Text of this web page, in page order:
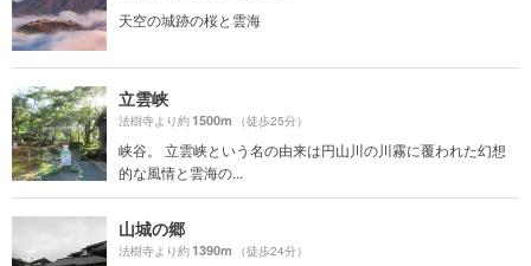
天空の城跡の桜と雲海
立雲峡
法樹寺より約1500m （徒歩25分）
峡谷。 立雲峡という名の由来は円山川の川霧に覆われた幻想
的な風情と雲海の...
山城の郷
法樹寺より約1390m （徒歩24分）